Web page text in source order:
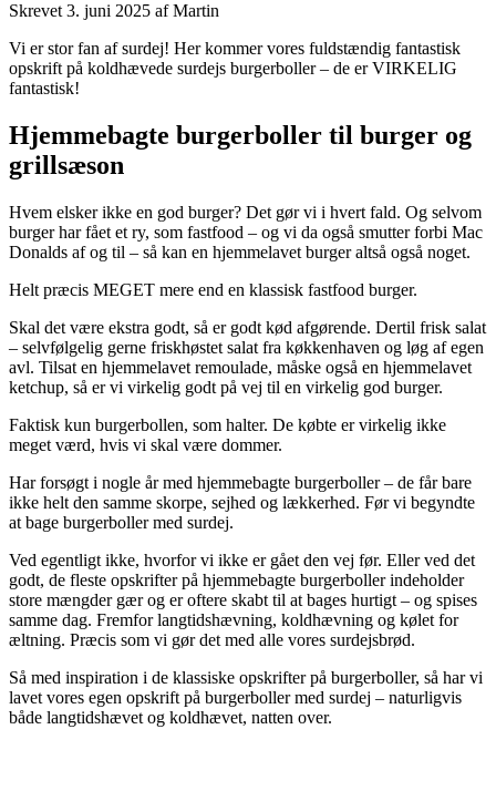
Skrevet 3. juni 2025 afMartin
Vi er stor fan af surdej! Her kommer vores fuldstændig fantastisk
opskrift på koldhævede surdejs burgerboller – de er VIRKELIG
fantastisk!
Hjemmebagte burgerboller til burger og
grillsæson
Hvem elsker ikke en god burger? Det gør vi i hvert fald. Og selvom
burger har fået et ry, som fastfood – og vi da også smutter forbi Mac
Donalds af og til – så kan en hjemmelavet burger altså også noget.
Helt præcis MEGET mere end en klassisk fastfood burger.
Skal det være ekstra godt, så er godt kød afgørende. Dertil frisk salat
– selvfølgelig gerne friskhøstet salat fra køkkenhaven og løg af egen
avl. Tilsat en hjemmelavet remoulade, måske også en hjemmelavet
ketchup, så er vi virkelig godt på vej til en virkelig god burger.
Faktisk kun burgerbollen, som halter. De købte er virkelig ikke
meget værd, hvis vi skal være dommer.
Har forsøgt i nogle år med hjemmebagte burgerboller – de får bare
ikke helt den samme skorpe, sejhed og lækkerhed. Før vi begyndte
at bage burgerboller med surdej.
Ved egentligt ikke, hvorfor vi ikke er gået den vej før. Eller ved det
godt, de fleste opskrifter på hjemmebagte burgerboller indeholder
store mængder gær og er oftere skabt til at bages hurtigt – og spises
samme dag. Fremfor langtidshævning, koldhævning og kølet for
æltning. Præcis som vi gør det med alle vores surdejsbrød.
Så med inspiration i de klassiske opskrifter på burgerboller, så har vi
lavet vores egen opskrift på burgerboller med surdej – naturligvis
både langtidshævet og koldhævet, natten over.